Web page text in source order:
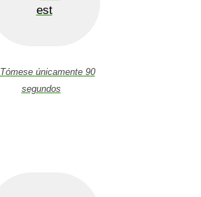
est
Tómese únicamente 90
segundos